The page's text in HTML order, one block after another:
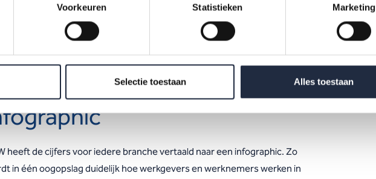
Voorkeuren Statistieken Marketing
Selectie toestaan Alles toestaan
vacatures blijven lastig vervulbaar
. Vooral in de ziekenhuizen en
overige medisch-specialistische zorg inclusief umc’s, steeg het aandeel
moeilijk vervulbare vacatures sterk: van 58% in 2024 naar 64% in 2025.
elke branche een
heeft de cijfers voor iedere branche vertaald naar een infographic. Zo
in één oogopslag duidelijk hoe werkgevers en werknemers werken in